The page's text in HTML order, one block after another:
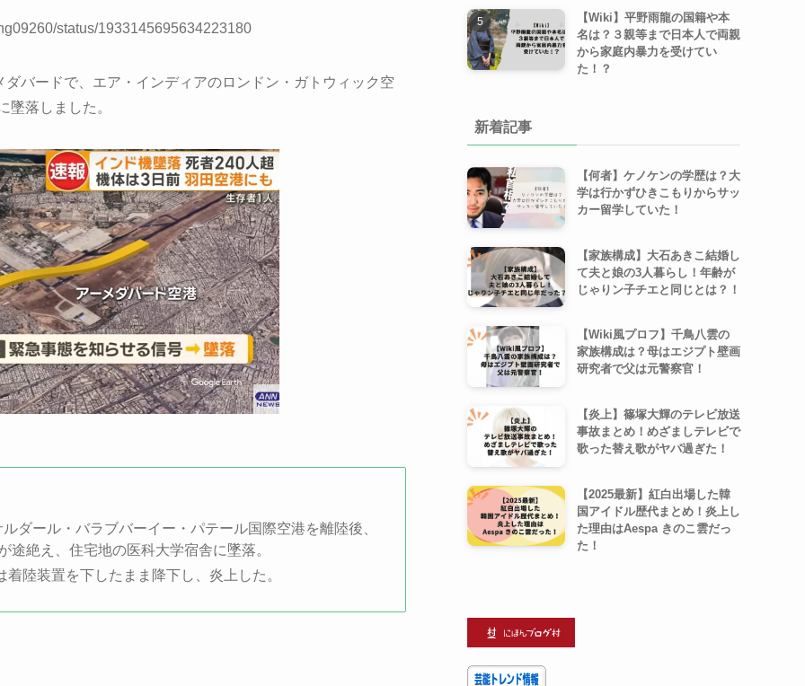
status/1933145695634223180
バードで、エア・インディアのロンドン・ガトウィック空
墜落しました。
ダール・バラブバーイー・パテール国際空港を離陸後、
絶え、住宅地の医科大学宿舎に墜落。
陸装置を下したまま降下し、炎上した。
【Wiki】平野雨龍の国籍や本
名は？３親等まで日本人で両親
から家庭内暴力を受けてい
た！？
新着記事
【何者】ケノケンの学歴は？大
学は行かずひきこもりからサッ
カー留学していた！
【家族構成】大石あきこ結婚し
て夫と娘の3人暮らし！年齢が
じゃりン子チエと同じとは？！
【Wiki風プロフ】千鳥八雲の
家族構成は？母はエジプト壁画
研究者で父は元警察官！
【炎上】篠塚大輝のテレビ放送
事故まとめ！めざましテレビで
歌った替え歌がヤバ過ぎた！
【2025最新】紅白出場した韓
国アイドル歴代まとめ！炎上し
た理由はAespa きのこ雲だっ
た！